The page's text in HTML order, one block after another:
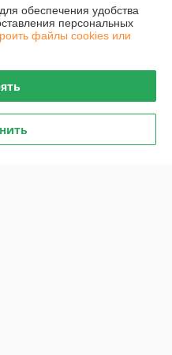
отзывы
обеспечения удобства
персональных
файлы cookies или